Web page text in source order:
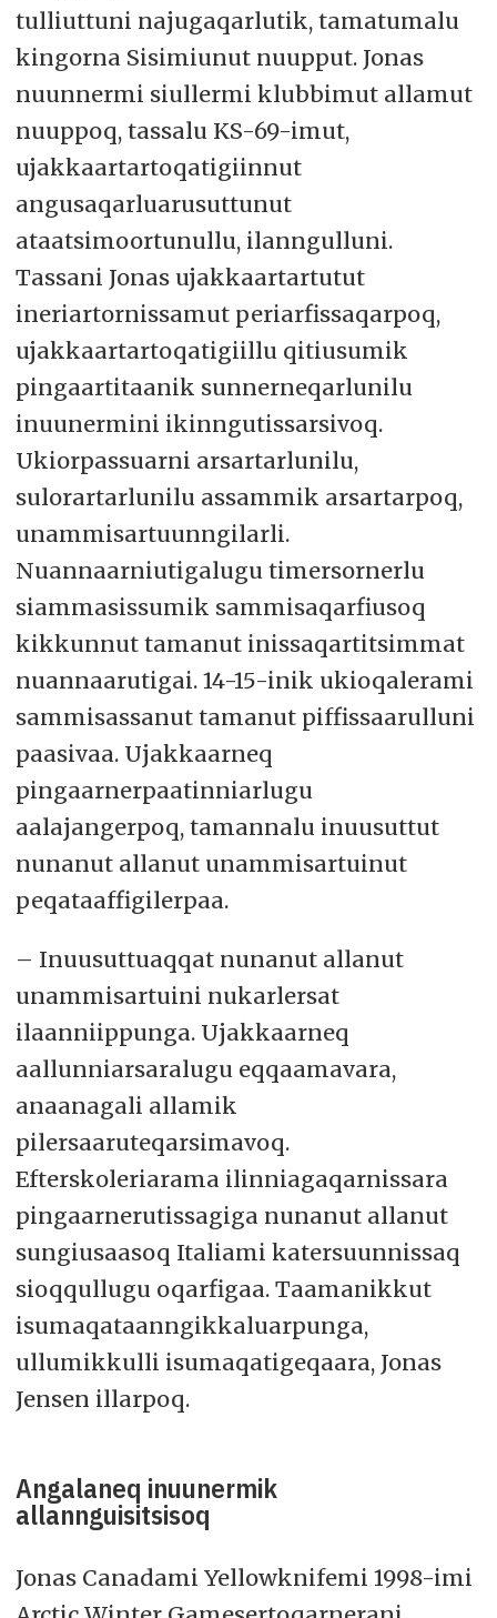
tulliuttuni najugaqarlutik, tamatumalu
kingorna Sisimiunut nuupput. Jonas
nuunnermi siullermi klubbimut allamut
nuuppoq, tassalu KS-69-imut,
ujakkaartartoqatigiinnut
angusaqarluarusuttunut
ataatsimoortunullu, ilanngulluni.
Tassani Jonas ujakkaartartutut
ineriartornissamut periarfissaqarpoq,
ujakkaartartoqatigiillu qitiusumik
pingaartitaanik sunnerneqarlunilu
inuunermini ikinngutissarsivoq.
Ukiorpassuarni arsartarlunilu,
sulorartarlunilu assammik arsartarpoq,
unammisartuunngilarli.
Nuannaarniutigalugu timersornerlu
siammasissumik sammisaqarfiusoq
kikkunnut tamanut inissaqartitsimmat
nuannaarutigai. 14-15-inik ukioqalerami
sammisassanut tamanut piffissaarulluni
paasivaa. Ujakkaarneq
pingaarnerpaatinniarlugu
aalajangerpoq, tamannalu inuusuttut
nunanut allanut unammisartuinut
peqataaffigilerpaa.
– Inuusuttuaqqat nunanut allanut
unammisartuini nukarlersat
ilaanniippunga. Ujakkaarneq
aallunniarsaralugu eqqaamavara,
anaanagali allamik
pilersaaruteqarsimavoq.
Efterskoleriarama ilinniagaqarnissara
pingaarnerutissagiga nunanut allanut
sungiusaasoq Italiami katersuunnissaq
sioqqullugu oqarfigaa. Taamanikkut
isumaqataanngikkaluarpunga,
ullumikkulli isumaqatigeqaara, Jonas
Jensen illarpoq.
Angalaneq inuunermik
allannguisitsisoq
Jonas Canadami Yellowknifemi 1998-imi